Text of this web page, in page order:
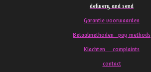
delivery and send
Garantie voorwaarden
Betaalmethoden pay methods
Klachten complaints
contact